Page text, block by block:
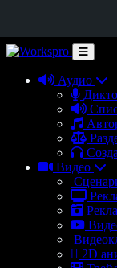
Аудио
Видео
2D